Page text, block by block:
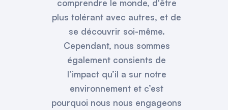
comprendre le monde, d'être
plus tolérant avec autres, et de
se découvrir soi-même.
Cependant, nous sommes
également consients de
l’impact qu’il a sur notre
environnement et c’est
pourquoi nous nous engageons